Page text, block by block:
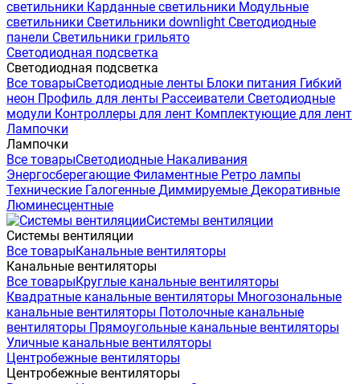
светильники Карданные светильники Модульные
светильники Светильники downlight Светодиодные
панели Светильники грильято
Светодиодная подсветка
Светодиодная подсветка
Все товарыСветодиодные ленты Блоки питания Гибкий
неон Профиль для ленты Рассеиватели Светодиодные
модули Контроллеры для лент Комплектующие для лент
Лампочки
Лампочки
Все товарыСветодиодные Накаливания
Энергосберегающие Филаментные Ретро лампы
Технические Галогенные Диммируемые Декоративные
Люминесцентные
Системы вентиляции
Системы вентиляции
Все товарыКанальные вентиляторы
Канальные вентиляторы
Все товарыКруглые канальные вентиляторы
Квадратные канальные вентиляторы Многозональные
канальные вентиляторы Потолочные канальные
вентиляторы Прямоугольные канальные вентиляторы
Уличные канальные вентиляторы
Центробежные вентиляторы
Центробежные вентиляторы